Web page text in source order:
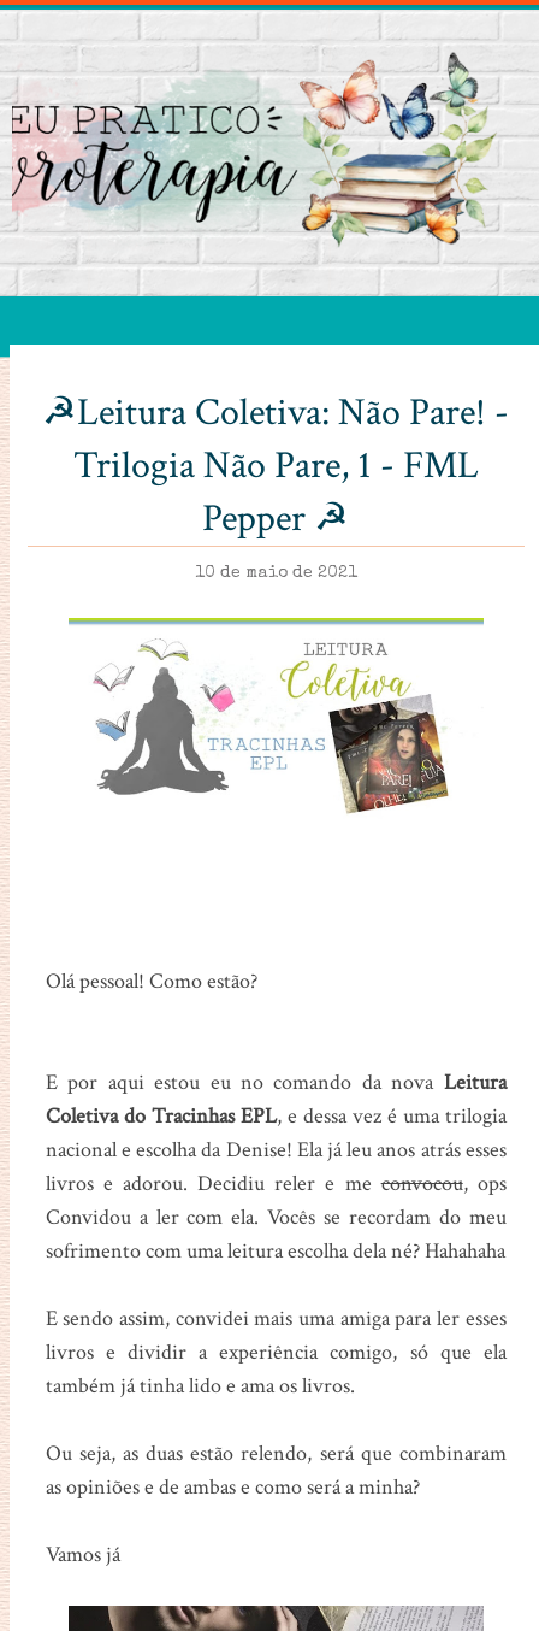
☭Leitura Coletiva: Não Pare! -
Trilogia Não Pare, 1 - FML
Pepper ☭
10 de maio de 2021
Olá pessoal! Como estão?
E por aqui estou eu no comando da nova Leitura
Coletiva do Tracinhas EPL, e dessa vez é uma trilogia
nacional e escolha da Denise! Ela já leu anos atrás esses
livros e adorou. Decidiu reler e meconvocou, ops
Convidou a ler com ela. Vocês se recordam do meu
sofrimento com uma leitura escolha dela né? Hahahaha
E sendo assim, convidei mais uma amiga para ler esses
livros e dividir a experiência comigo, só que ela
também já tinha lido e ama os livros.
Ou seja, as duas estão relendo, será que combinaram
as opiniões e de ambas e como será a minha?
Vamos já